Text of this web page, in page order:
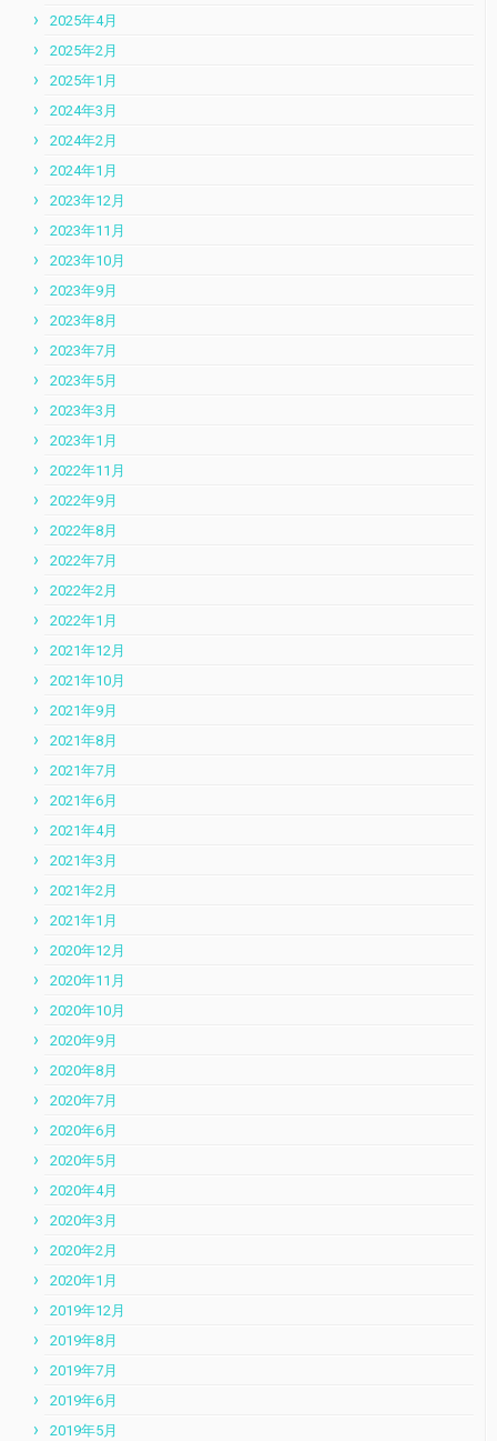
2025年4月
2025年2月
2025年1月
2024年3月
2024年2月
2024年1月
2023年12月
2023年11月
2023年10月
2023年9月
2023年8月
2023年7月
2023年5月
2023年3月
2023年1月
2022年11月
2022年9月
2022年8月
2022年7月
2022年2月
2022年1月
2021年12月
2021年10月
2021年9月
2021年8月
2021年7月
2021年6月
2021年4月
2021年3月
2021年2月
2021年1月
2020年12月
2020年11月
2020年10月
2020年9月
2020年8月
2020年7月
2020年6月
2020年5月
2020年4月
2020年3月
2020年2月
2020年1月
2019年12月
2019年8月
2019年7月
2019年6月
2019年5月